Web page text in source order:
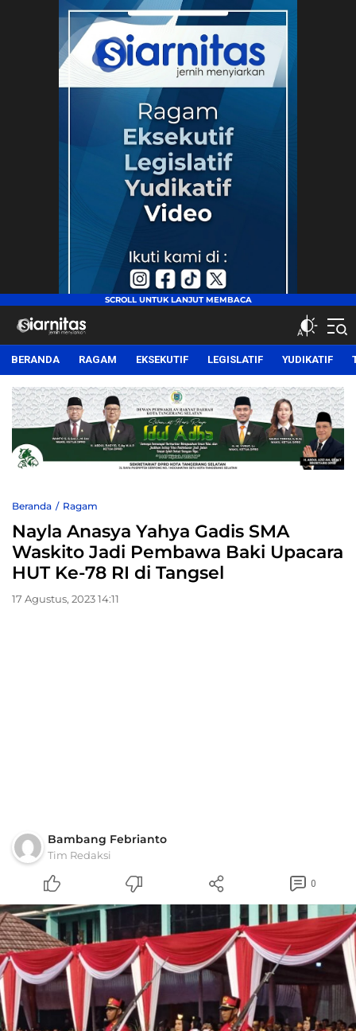
siarnitas
Jernih Menyiarkan
BERANDA RAGAM EKSEKUTIF LEGISLATIF YUDIKATIF
Beranda Ragam
Nayla Anasya Yahya Gadis SMA
Waskito Jadi Pembawa Baki Upacara
HUT Ke-78 RI di Tangsel
17 Agustus, 2023 14:11
Bambang Febrianto
Tim Redaksi
0